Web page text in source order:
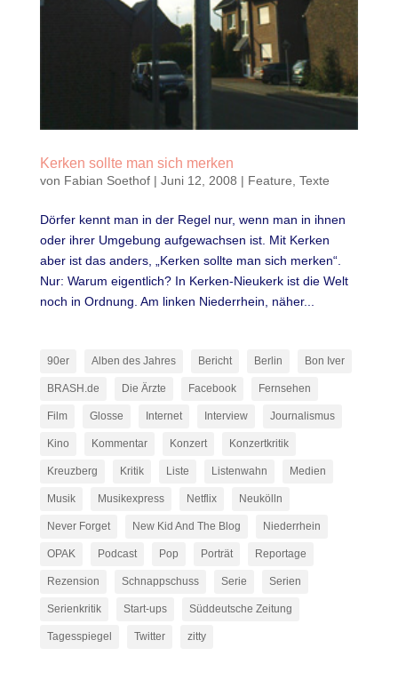
Kerken sollte man sich merken
von Fabian Soethof| Juni 12, 2008 | Feature Texte
Dörfer kennt man in der Regel nur, wenn man in ihnen
oder ihrer Umgebung aufgewachsen ist. Mit Kerken
aber ist das anders, „Kerken sollte man sich merken“.
Nur: Warum eigentlich? In Kerken-Nieukerk ist die Welt
noch in Ordnung. Am linken Niederrhein, näher...
90er Alben des Jahres Bericht Berlin Bon Iver
BRASH.de Die Ärzte Facebook Fernsehen
Film Glosse Internet Interview Journalismus
Kino Kommentar Konzert Konzertkritik
Kreuzberg Kritik Liste Listenwahn Medien
Musik Musikexpress Netflix Neukölln
Never Forget New Kid And The Blog Niederrhein
OPAK Podcast Pop Porträt Reportage
Rezension Schnappschuss Serie Serien
Serienkritik Start-ups Süddeutsche Zeitung
Tagesspiegel Twitter zitty